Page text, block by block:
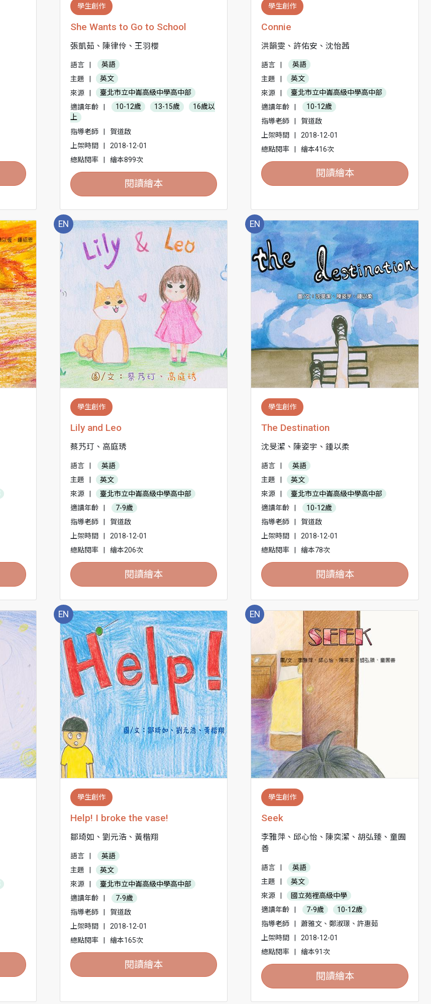
學生創作
She Wants to Go to School
張凱茹、陳律伶、王羽櫻
語言
英語
主題
英文
來源
臺北市立中崙高級中學高中部
適讀年齡
10-12歲 13-15歲
16歲以
上
指導老師
賀道啟
上架時間
2018-12-01
總點閱率
繪本899次
閱讀繪本
學生創作
Connie
洪韻雯、許佑安、沈怡茜
語言
英語
主題
英文
來源
臺北市立中崙高級中學高中部
適讀年齡
10-12歲
指導老師
賀道啟
上架時間
2018-12-01
總點閱率
繪本416次
閱讀繪本
EN
學生創作
Lily and Leo
蔡艿玎、高庭琇
語言
英語
主題
英文
來源
臺北市立中崙高級中學高中部
適讀年齡
7-9歲
指導老師
賀道啟
上架時間
2018-12-01
總點閱率
繪本206次
閱讀繪本
EN
學生創作
The Destination
沈旻潔、陳姿宇、鍾以柔
語言
英語
主題
英文
來源
臺北市立中崙高級中學高中部
適讀年齡
10-12歲
指導老師
賀道啟
上架時間
2018-12-01
總點閱率
繪本78次
閱讀繪本
EN
學生創作
Help! I broke the vase!
鄒琦如、劉元浩、黃楷翔
語言
英語
主題
英文
來源
臺北市立中崙高級中學高中部
適讀年齡
7-9歲
指導老師
賀道啟
上架時間
2018-12-01
總點閱率
繪本165次
閱讀繪本
EN
學生創作
Seek
李雅萍、邱心怡、陳奕潔、胡弘臻、童囿
善
語言
英語
主題
英文
來源
國立苑裡高級中學
適讀年齡
7-9歲
10-12歲
指導老師
蕭雅文、鄭淑璟、許惠茹
上架時間
2018-12-01
總點閱率
繪本91次
閱讀繪本